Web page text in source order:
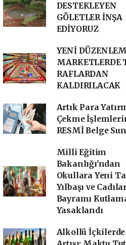
DESTEKLEYEN
GÖLETLER İNŞA
EDİYORUZ
YENİ
MARKETLERDE
RAFLARDAN
KALDIRILACAK
Artık Para
Çekme
RESMİ Belge
Milli Eğitim
Bakanlığı'ndan
Okullara Yeni
Yılbaşı ve
Bayramı
Yasaklandı
Alkollü İçkilerde